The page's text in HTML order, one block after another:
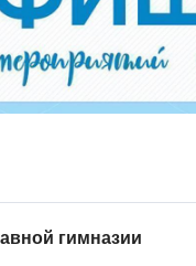
гимназии